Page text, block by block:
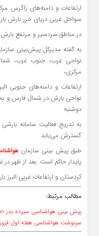
ارتفاعات و دامنه‌های زاگرس
سواحل غربی دریای خزر بارش
در مناطق سردسیر و مرتفع
به گفته مدیرکل پیش‌بینی
نواحی غرب، جنوب غرب،
مرکزی،
ارتفاعات و دامنه‌های جنوبی
نواحی بارش در شمال فارس و
دوشنبه
به تدریج فعالیت سامانه
گسترش می‌یابد.
طبق پیش بینی سازمان
پایدار حاکم است. بعد از ظهر
کردستان و ارتفاعات غربی البرز
مطالب مرتبط:
پیش بینی هواشناسی سیزده بدر ۱۴۰۱
سرنوشت هواشناسی هفته اول فروردین